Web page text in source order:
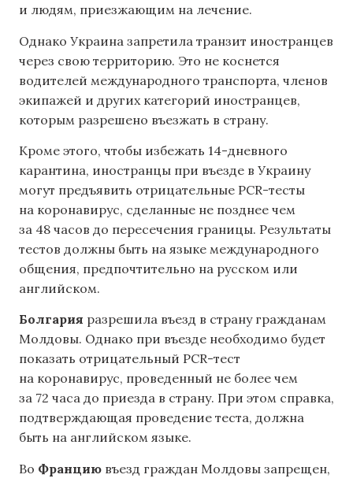
и людям, приезжающим на лечение.
Однако Украина запретила транзит иностранцев
через свою территорию. Это не коснется
водителей международного транспорта, членов
экипажей и других категорий иностранцев,
которым разрешено въезжать в страну.
Кроме этого, чтобы избежать 14-дневного
карантина, иностранцы при въезде в Украину
могут предъявить отрицательные PCR-тесты
на коронавирус, сделанные не позднее чем
за 48 часов до пересечения границы. Результаты
тестов должны быть на языке международного
общения, предпочтительно на русском или
английском.
Болгария разрешила въезд в страну гражданам
Молдовы. Однако при въезде необходимо будет
показать отрицательный PCR-тест
на коронавирус, проведенный не более чем
за 72 часа до приезда в страну. При этом справка,
подтверждающая проведение теста, должна
быть на английском языке.
Во Францию въезд граждан Молдовы запрещен,